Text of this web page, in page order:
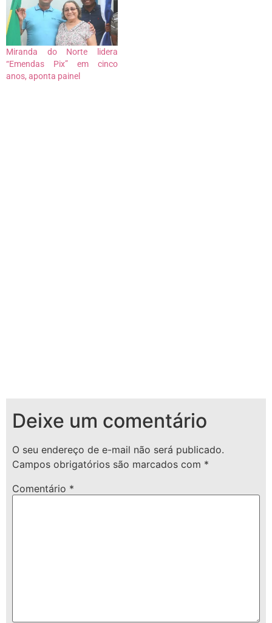
Miranda do Norte lidera
“Emendas Pix” em cinco
anos, aponta painel
Deixe um comentário
O seu endereço de e-mail não será publicado.
Campos obrigatórios são marcados com *
Comentário *